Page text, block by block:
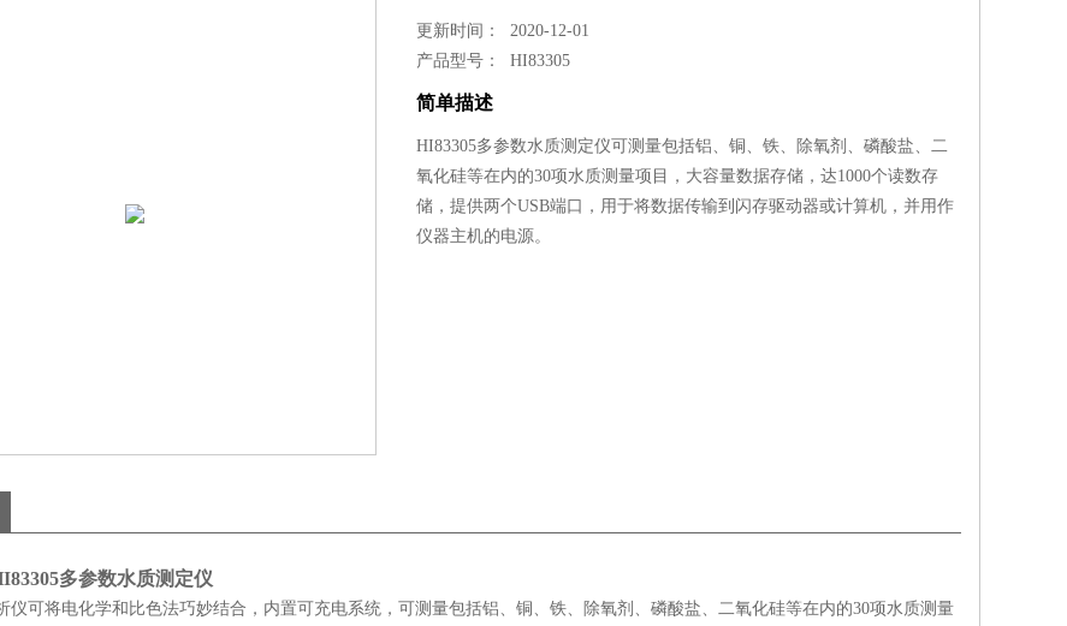
更新时间： 2020-12-01
产品型号：HI83305
简单描述
HI83305多参数水质测定仪可测量包括铝、铜、铁、除氧剂、磷酸盐、二
氧化硅等在内的30项水质测量项目，大容量数据存储，达1000个读数存
储，提供两个USB端口，用于将数据传输到闪存驱动器或计算机，并用作
仪器主机的电源。
多参数水质测定仪
仪可将电化学和比色法巧妙结合，内置可充电系统，可测量包括铝、铜、铁、除氧剂、磷酸盐、二氧化硅等在内的30项水质测量